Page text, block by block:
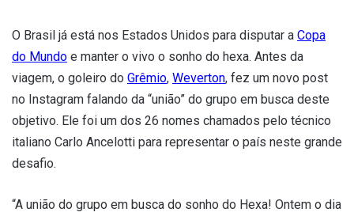
O Brasil já está nos Estados Unidos para disputar a Copa
do Mundo e manter o vivo o sonho do hexa. Antes da
viagem, o goleiro do Grêmio, Weverton, fez um novo post
no Instagram falando da “união” do grupo em busca deste
objetivo. Ele foi um dos 26 nomes chamados pelo técnico
italiano Carlo Ancelotti para representar o país neste grande
desafio.
“A união do grupo em busca do sonho do Hexa! Ontem o dia